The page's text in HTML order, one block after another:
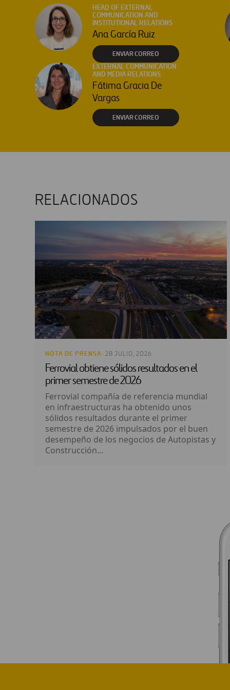
HEAD OF EXTERNAL
COMMUNICATION AND
INSTITUTIONAL RELATIONS
Ana García Ruiz
ENVIAR CORREO
EXTERNAL COMMUNICATION
AND MEDIA RELATIONS
Fátima Gracia De
Vargas
ENVIAR CORREO
RELACIONADOS
NOTA DE PRENSA· 28 JULIO, 2026
Ferrovial obtiene sólidos resultados en el
primer semestre de 2026
Ferrovial compañía de referencia mundial
en infraestructuras ha obtenido unos
sólidos resultados durante el primer
semestre de 2026 impulsados por el buen
desempeño de los negocios de Autopistas y
Construcción...